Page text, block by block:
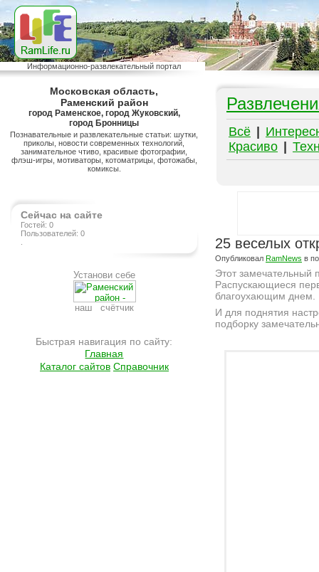
Информационно-развлекательный портал
Московская область,
Раменский район
город Раменское, город Жуковский,
город Бронницы
Познавательные и развлекательные статьи: шутки,
приколы, новости современных технологий,
занимательное чтиво, красивые фотографии,
флэш-игры, мотиваторы, котоматрицы, фотожабы,
комиксы.
Сейчас на сайте
Гостей: 0
Пользователей: 0
Установи себе
наш счётчик
Быстрая навигация по сайту:
Главная
Каталог сайтов Справочник
Всё
Красиво
25 веселых
Опубликовал RamNews в
Этот замечательный
Распускающиеся
благоухающим днем.
И для поднятия
подборку